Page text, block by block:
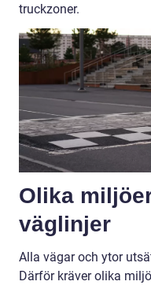
truckzoner.
Olika
väglinjer
Alla vägar och ytor
Därför kräver olika